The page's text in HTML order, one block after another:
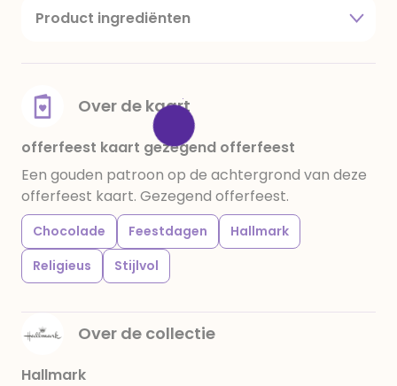
Product ingrediënten
amandelen,cacaomassa, emulgator (sojalecithine),
voedingszuur: citroenzuur E 330, verdikkingsmiddel
E415, water, bevochtigingsmiddel E422, emulgator:
E433, kleurstoffen: E102, E110, E122: kan de activiteit en
concentratie van kinderen negatief be√Ønvloeden,
E133, E151. Chocolade bevat ten minste 34%
cacaobestanddelen. Kan sporen van gluten
bevatten. Koel en droog bewaren.
Over de kaart
offerfeest kaart gezegend offerfeest
Een gouden patroon op de achtergrond van deze
offerfeest kaart. Gezegend offerfeest.
Chocolade Feestdagen
Hallmark
Religieus
Stijlvol
Over de collectie
Hallmark